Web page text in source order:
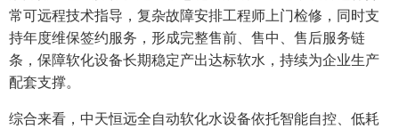
常可远程技术指导，复杂故障安排工程师上门检修，同时支
持年度维保签约服务，形成完整售前、售中、售后服务链
条，保障软化设备长期稳定产出达标软水，持续为企业生产
配套支撑。
综合来看，中天恒远全自动软化水设备依托智能自控、低耗